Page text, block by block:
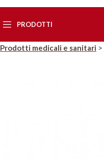
PRODOTTI
Prodotti medicali e sanitari >